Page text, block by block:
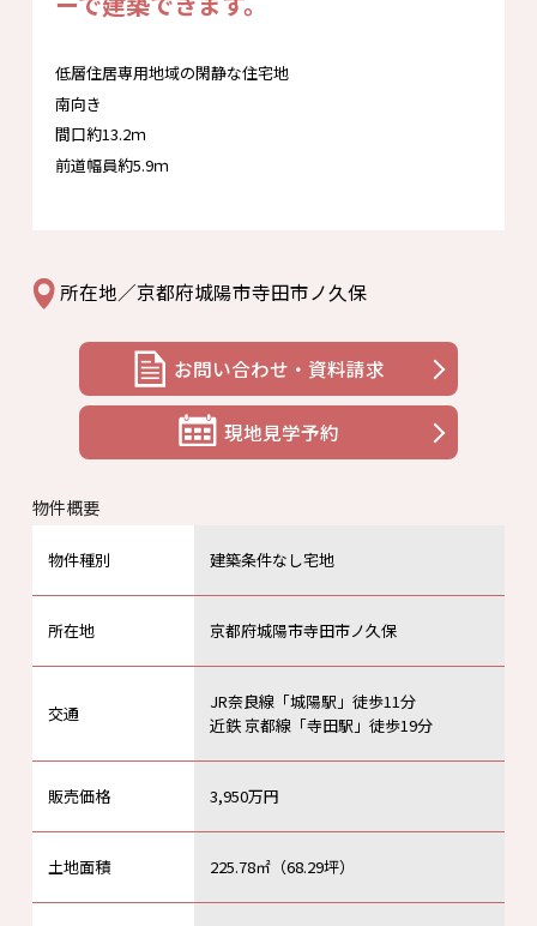
低層住居専用地域の閑静な住宅地
南向き
間口約13.2ｍ
前道幅員約5.9ｍ
所在地／京都府城陽市寺田市ノ久保
お問い合わせ・資料請求
現地見学予約
物件概要
物件種別 建築条件なし宅地
所在地 京都府城陽市寺田市ノ久保
交通
JR奈良線「城陽駅」徒歩11分
近鉄 京都線「寺田駅」徒歩19分
販売価格 3,950万円
土地面積 225.78㎡（68.29坪）